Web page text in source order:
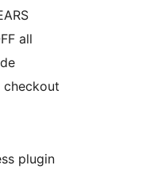
all
checkout
plugin